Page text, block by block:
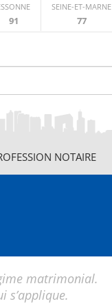
91
SEINE-ET-MARNE
77
NOTAIRE
matrimonial.
s’applique.